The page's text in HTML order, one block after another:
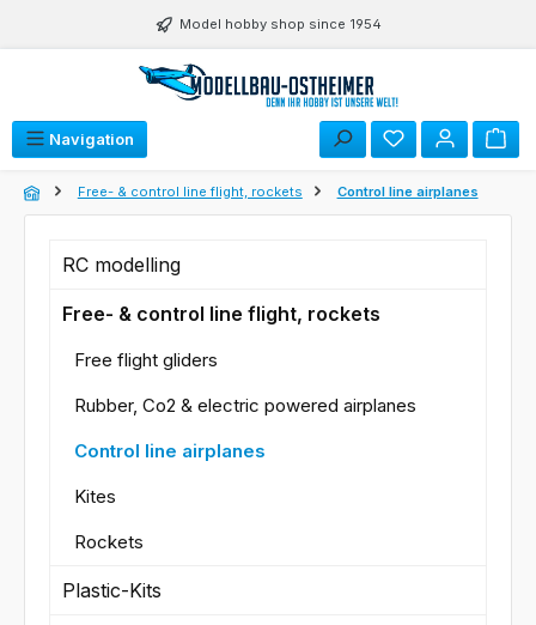
Model hobby shop since 1954
Navigation You have 0
Free- & control line flight, rockets Control line airplanes
RC modelling
Free- & control line flight, rockets
Free flight gliders
Rubber, Co2 & electric powered airplanes
Control line airplanes
Kites
Rockets
Plastic-Kits